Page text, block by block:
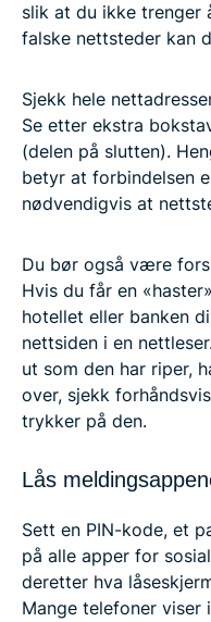
slik at du ikke trenger
falske nettsteder kan
Sjekk hele
Se etter ekstra
(delen på slutten).
betyr at forbindelsen
nødvendigvis at
Du bør også være
Hvis du får en
hotellet eller banken
nettsiden i en
ut som den har riper,
over, sjekk
trykker på den.
Lås
Sett en PIN-kode, et
på alle apper for
deretter hva
Mange telefoner viser